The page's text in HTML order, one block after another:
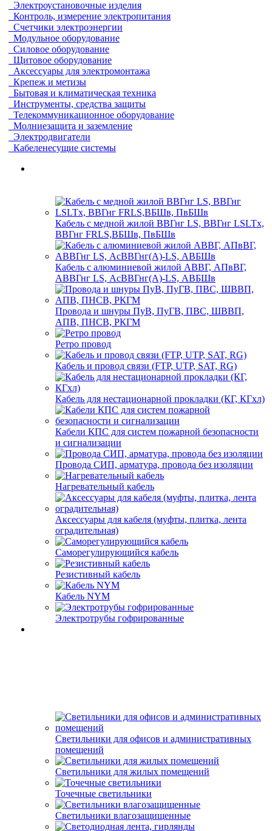
Электроустановочные изделия
Контроль, измерение электропитания
Счетчики электроэнергии
Модульное оборудование
Силовое оборудование
Щитовое оборудование
Аксессуары для электромонтажа
Крепеж и метизы
Бытовая и климатическая техника
Инструменты, средства защиты
Телекоммуникационное оборудование
Молниезащита и заземление
Электродвигатели
Кабеленесущие системы
Кабель с медной жилой ВВГнг LS, ВВГнг LSLTx,
ВВГнг FRLS,ВБШв, ПвБШв
Кабель с алюминиевой жилой АВВГ, АПвВГ,
АВВГнг LS, АсВВГнг(А)-LS, АВБШв
Провода и шнуры ПуВ, ПуГВ, ПВС, ШВВП,
АПВ, ПНСВ, РКГМ
Ретро провод
Кабель и провод связи (FTP, UTP, SAT, RG)
Кабель для нестационарной прокладки (КГ, КГхл)
Кабели КПС для систем пожарной безопасности
и сигнализации
Провода СИП, арматура, провода без изоляции
Нагревательный кабель
Аксессуары для кабеля (муфты, плитка, лента
оградительная)
Саморегулирующийся кабель
Резистивный кабель
Кабель NYM
Электротрубы гофрированные
Светильники для офисов и административных
помещений
Светильники для жилых помещений
Точечные светильники
Светильники влагозащищенные